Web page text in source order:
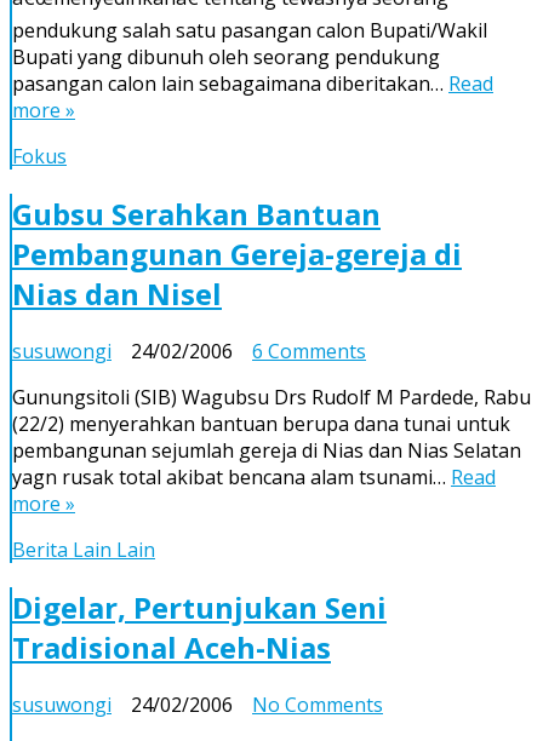
Masyarakat
Nias
pendukung salah satu pasangan calon Bupati/Wakil
Bupati yang dibunuh oleh seorang pendukung
pasangan calon lain sebagaimana diberitakan… Read
more »
Fokus
Gubsu Serahkan Bantuan
Pembangunan Gereja-gereja di
Nias dan Nisel
susuwongi 24/02/2006 6 Comments
Serahkan
Bantuan
Pembangunan
Gereja-
Nisel
Gunungsitoli (SIB) Wagubsu Drs Rudolf M Pardede, Rabu
(22/2) menyerahkan bantuan berupa dana tunai untuk
pembangunan sejumlah gereja di Nias dan Nias Selatan
yagn rusak total akibat bencana alam tsunami… Read
more »
Berita Lain Lain
Digelar, Pertunjukan Seni
Tradisional Aceh-Nias
susuwongi 24/02/2006 No Comments